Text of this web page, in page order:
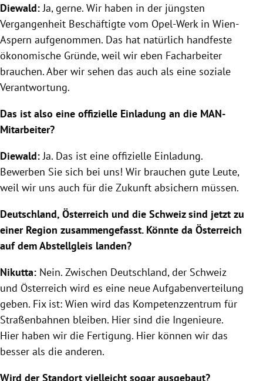
Diewald:Ja, gerne. Wir haben in der jüngsten
Vergangenheit Beschäftigte vom Opel-Werk in Wien-
Aspern aufgenommen. Das hat natürlich handfeste
ökonomische Gründe, weil wir eben Facharbeiter
brauchen. Aber wir sehen das auch als eine soziale
Verantwortung.
Das ist also eine offizielle Einladung an die MAN-
Mitarbeiter?
Diewald:Ja. Das ist eine offizielle Einladung.
Bewerben Sie sich bei uns! Wir brauchen gute Leute,
weil wir uns auch für die Zukunft absichern müssen.
Deutschland, Österreich und die Schweiz sind jetzt zu
einer Region zusammengefasst. Könnte da Österreich
auf dem Abstellgleis landen?
Nikutta: Nein. Zwischen Deutschland, der Schweiz
und Österreich wird es eine neue Aufgabenverteilung
geben. Fix ist: Wien wird das Kompetenzzentrum für
Straßenbahnen bleiben. Hier sind die Ingenieure.
Hier haben wir die Fertigung. Hier können wir das
besser als die anderen.
Wird der Standort vielleicht sogar ausgebaut?